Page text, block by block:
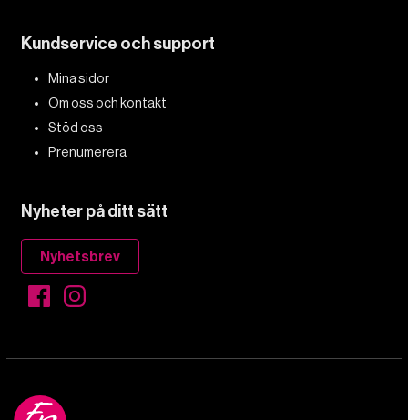
Kundservice och support
Mina sidor
Om oss och kontakt
Stöd oss
Prenumerera
Nyheter på ditt sätt
Nyhetsbrev